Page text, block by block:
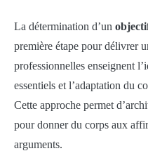
La détermination d’un
première étape pour délivrer
professionnelles enseignent
essentiels et l’adaptation du
Cette approche permet
pour donner du corps aux
arguments.